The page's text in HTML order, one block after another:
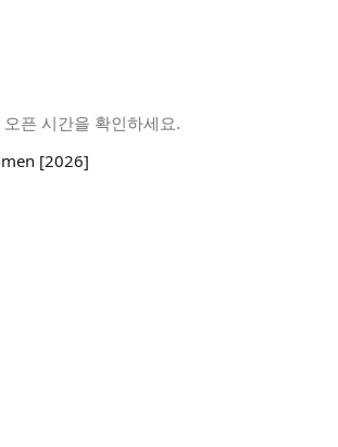
오픈 시간을 확인하세요.
[2026]